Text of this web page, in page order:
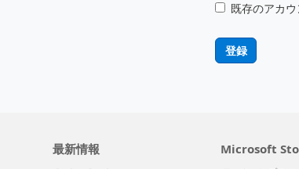
既存のアカ
登録
最新情報 Microsoft